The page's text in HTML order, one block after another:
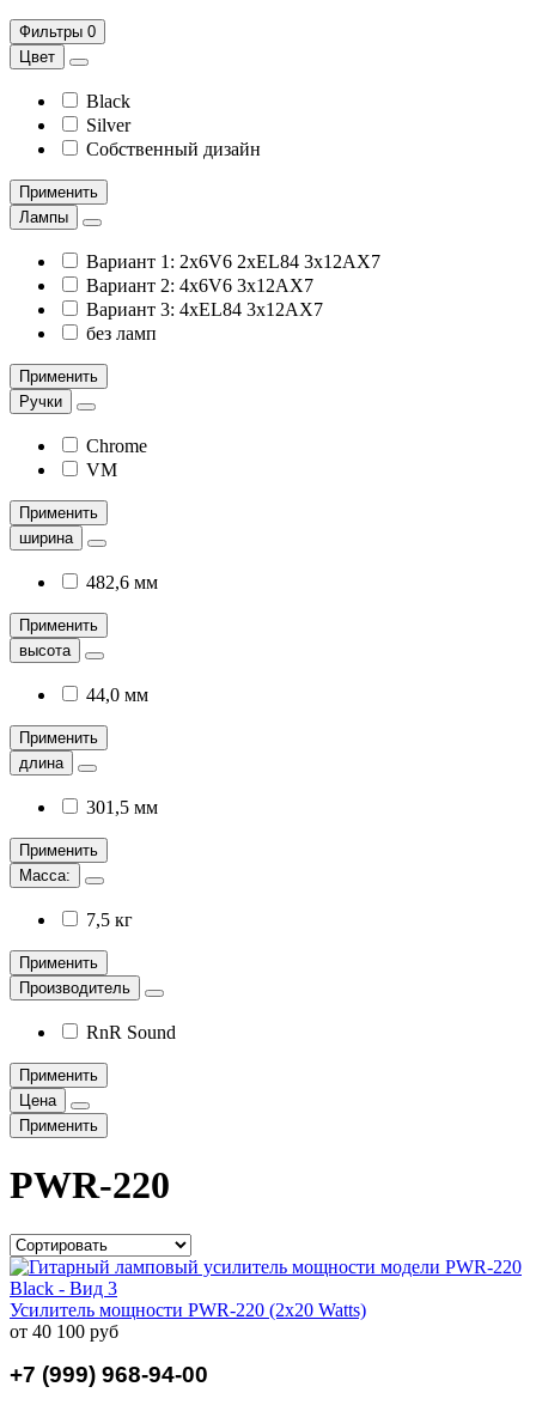
Фильтры 0
Цвет
Black
Silver
Собственный дизайн
Применить
Лампы
Вариант 1: 2x6V6 2xEL84 3x12AX7
Вариант 2: 4x6V6 3x12AX7
Вариант 3: 4xEL84 3x12AX7
без ламп
Применить
Ручки
Chrome
VM
Применить
ширина
482,6 мм
Применить
высота
44,0 мм
Применить
длина
301,5 мм
Применить
Масса:
7,5 кг
Применить
Производитель
RnR Sound
Применить
Цена
Применить
PWR-220
Усилитель мощности PWR-220 (2x20 Watts)
от 40 100 руб
+7 (999) 968-94-00